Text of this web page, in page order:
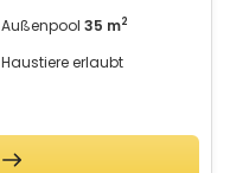
Außenpool 35 m2
Haustiere erlaubt